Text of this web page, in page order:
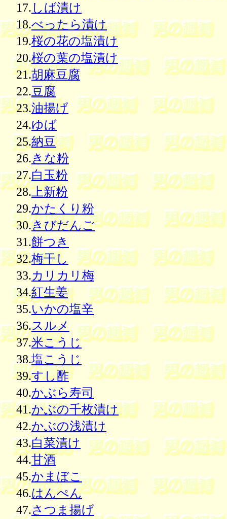
17. しば漬け
18.べったら漬け
19.桜の花の塩漬け
20.桜の葉の塩漬け
21.胡麻豆腐
22.豆腐
23.油揚げ
24.ゆば
25.納豆
26.きな粉
27.白玉粉
28.上新粉
29.かたくり粉
30.きびだんご
31.餅つき
32.梅干し
33.カリカリ梅
34.紅生姜
35.いかの塩辛
36.スルメ
37.米こうじ
38.塩こうじ
39.すし酢
40.かぶら寿司
41.かぶの千枚漬け
42.かぶの浅漬け
43.白菜漬け
44.甘酒
45.かまぼこ
46.はんぺん
47.さつま揚げ